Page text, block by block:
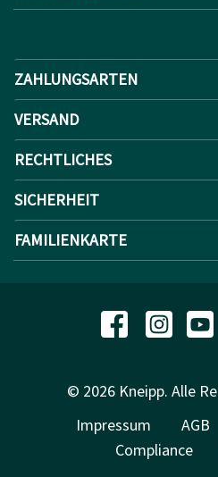
ZAHLUNGSARTEN
VERSAND
RECHTLICHES
SICHERHEIT
FAMILIENKARTE
© 2026 Kneipp. Alle
Impressum
AGB
Compliance